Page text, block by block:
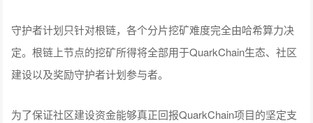
守护者计划只针对根链，各个分片挖矿难度完全由哈希算力决
定。根链上节点的挖矿所得将全部用于QuarkChain生态、社区
建设以及奖励守护者计划参与者。
为了保证社区建设资金能够真正回报QuarkChain项目的坚定支